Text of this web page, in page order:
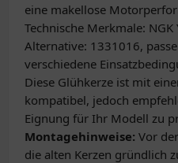
eine makellose
Technische Merkmale: NGK
Alternative: 1331016,
verschiedene
Diese Glühkerze ist mit
kompatibel, jedoch
Eignung für Ihr Modell zu
Montagehinweise: Vor
die alten Kerzen gründlich